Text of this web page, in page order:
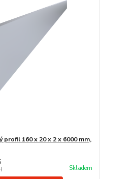
profil 160 x 20 x 2 x 6000 mm,
Skladem